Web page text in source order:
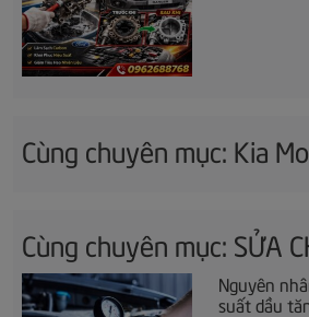
Cùng chuyên mục: Kia
Cùng chuyên mục: SỬA
Nguyên
suất dầu